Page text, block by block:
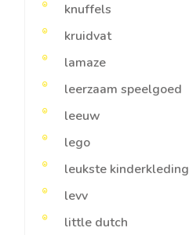
knuffels
kruidvat
lamaze
leerzaam speelgoed
leeuw
lego
leukste kinderkleding
levv
little dutch